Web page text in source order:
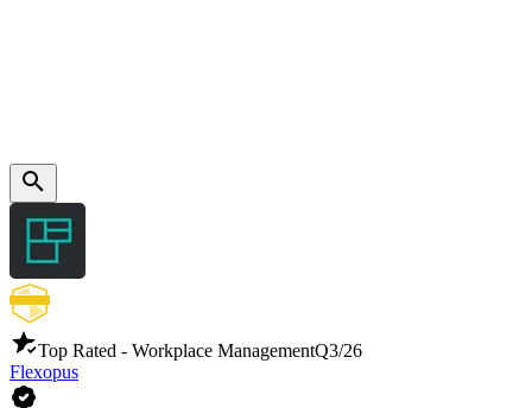
Top Rated - Workplace ManagementQ3/26
Flexopus